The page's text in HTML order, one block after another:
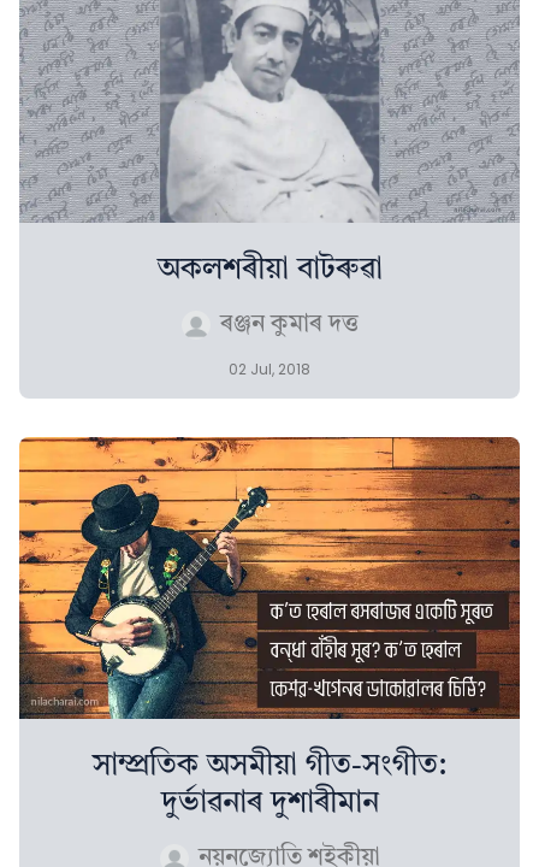
অকলশৰীয়া বাটৰুৱা
ৰঞ্জন কুমাৰ দত্ত
02 Jul, 2018
সাম্প্ৰতিক অসমীয়া গীত-সংগীত:
দুৰ্ভাৱনাৰ দুশাৰীমান
নয়নজ্যোতি শইকীয়া